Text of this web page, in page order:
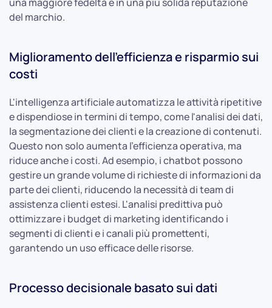
del marchio.
Miglioramento dell'efficienza e risparmio sui
costi
L'intelligenza artificiale automatizza le attività ripetitive
e dispendiose in termini di tempo, come l'analisi dei dati,
la segmentazione dei clienti e la creazione di contenuti.
Questo non solo aumenta l'efficienza operativa, ma
riduce anche i costi. Ad esempio, i chatbot possono
gestire un grande volume di richieste di informazioni da
parte dei clienti, riducendo la necessità di team di
assistenza clienti estesi. L'analisi predittiva può
ottimizzare i budget di marketing identificando i
segmenti di clienti e i canali più promettenti,
garantendo un uso efficace delle risorse.
Processo decisionale basato sui dati